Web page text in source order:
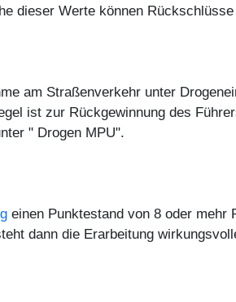
dieser Werte können
am Straßenverkehr unter
ist zur Rückgewinnung des
" Drogen MPU".
einen Punktestand von 8 oder mehr
dann die Erarbeitung